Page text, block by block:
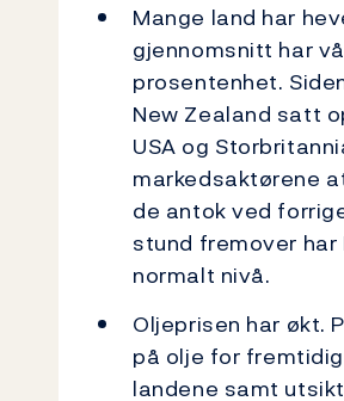
Mange land har
gjennomsnitt har
prosentenhet.
New Zealand satt
USA og
markedsaktørene
de antok ved
stund fremover
normalt nivå.
Oljeprisen har økt.
på olje for
landene samt